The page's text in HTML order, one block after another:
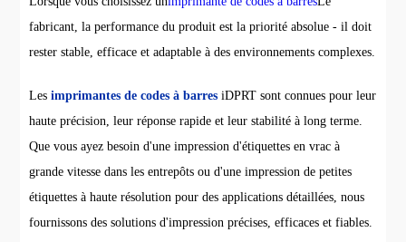
fabricant, la performance du produit est la priorité absolue - il doit
rester stable, efficace et adaptable à des environnements complexes.
Lesimprimantes de codes à barres iDPRT sont connues pour leur
haute précision, leur réponse rapide et leur stabilité à long terme.
Que vous ayez besoin d'une impression d'étiquettes en vrac à
grande vitesse dans les entrepôts ou d'une impression de petites
étiquettes à haute résolution pour des applications détaillées, nous
fournissons des solutions d'impression précises, efficaces et fiables.